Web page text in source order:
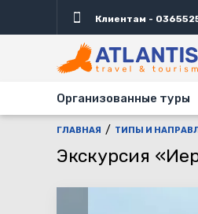
Клиентам -
Организованные туры
ГЛАВНАЯ ТИПЫ И
Экскурсия
Описание Дни выезда